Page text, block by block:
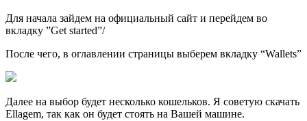
Для начала зайдем на официальный сайт и перейдем во
вкладку ”Get started”/
После чего, в оглавлении страницы выберем вкладку “Wallets”
Далее на выбор будет несколько кошельков. Я советую скачать
Ellagem, так как он будет стоять на Вашей машине.